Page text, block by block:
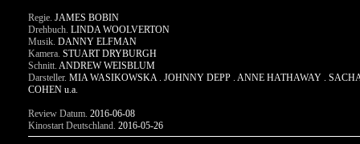
Regie. JAMES BOBIN
Drehbuch. LINDA WOOLVERTON
Musik. DANNY ELFMAN
Kamera. STUART DRYBURGH
Schnitt. ANDREW WEISBLUM
Darsteller. MIA WASIKOWSKA . JOHNNY DEPP . ANNE HATHAWAY .
COHEN u.a.
Review Datum. 2016-06-08
Kinostart Deutschland. 2016-05-26